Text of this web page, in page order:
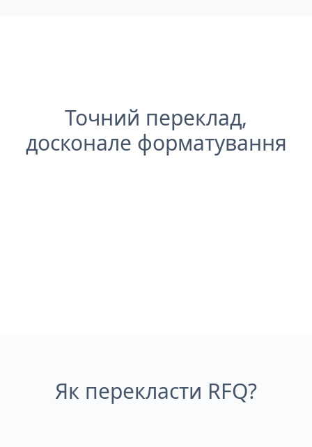
Точний переклад,
досконале форматування
Як перекласти RFQ?